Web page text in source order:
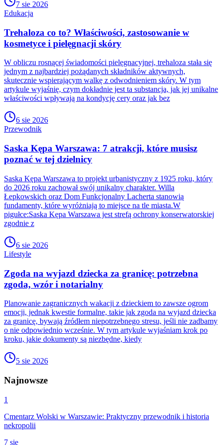
7 sie 2026
Edukacja
Trehaloza co to? Właściwości, zastosowanie w
kosmetyce i pielęgnacji skóry
W obliczu rosnącej świadomości pielęgnacyjnej, trehaloza stała się
jednym z najbardziej pożądanych składników aktywnych,
skutecznie wspierającym walkę z odwodnieniem skóry. W tym
artykule wyjaśnię, czym dokładnie jest ta substancja, jak jej unikalne
właściwości wpływają na kondycję cery oraz jak bez
6 sie 2026
Przewodnik
Saska Kępa Warszawa: 7 atrakcji, które musisz
poznać w tej dzielnicy
Saska Kępa Warszawa to projekt urbanistyczny z 1925 roku, który
do 2026 roku zachował swój unikalny charakter. Willa
Łepkowskich oraz Dom Funkcjonalny Lacherta stanowią
fundamenty, które wyróżniają to miejsce na tle miasta.W
pigułce:Saska Kępa Warszawa jest strefą ochrony konserwatorskiej
zgodnie z
6 sie 2026
Lifestyle
Zgoda na wyjazd dziecka za granicę: potrzebna
zgoda, wzór i notarialny
Planowanie zagranicznych wakacji z dzieckiem to zawsze ogrom
emocji, jednak kwestie formalne, takie jak zgoda na wyjazd dziecka
za granicę, bywają źródłem niepotrzebnego stresu, jeśli nie zadbamy
o nie odpowiednio wcześnie. W tym artykule wyjaśniam krok po
kroku, jakie dokumenty są niezbędne, kiedy
5 sie 2026
Najnowsze
1
Cmentarz Wolski w Warszawie: Praktyczny przewodnik i historia
nekropolii
7 sie